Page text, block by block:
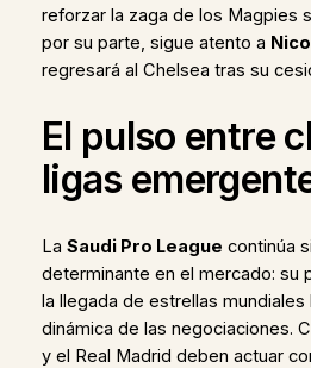
reforzar la zaga de los Magpies
por su parte, sigue atento a
regresará al Chelsea tras su
El pulso entre
ligas
La Saudi Pro League continúa
determinante en el mercado: su
la llegada de estrellas mundiales
dinámica de las negociaciones.
y el Real Madrid deben actuar